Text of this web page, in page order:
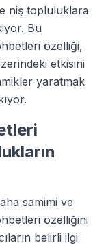
niş topluluklara
Bu
özelliği,
etkisini
yaratmak
samimi ve
özelliğini
belirli ilgi